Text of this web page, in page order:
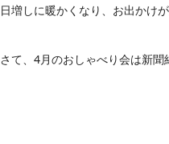
日増しに暖かくなり、お出かけ
さて、4月のおしゃべり会は新聞